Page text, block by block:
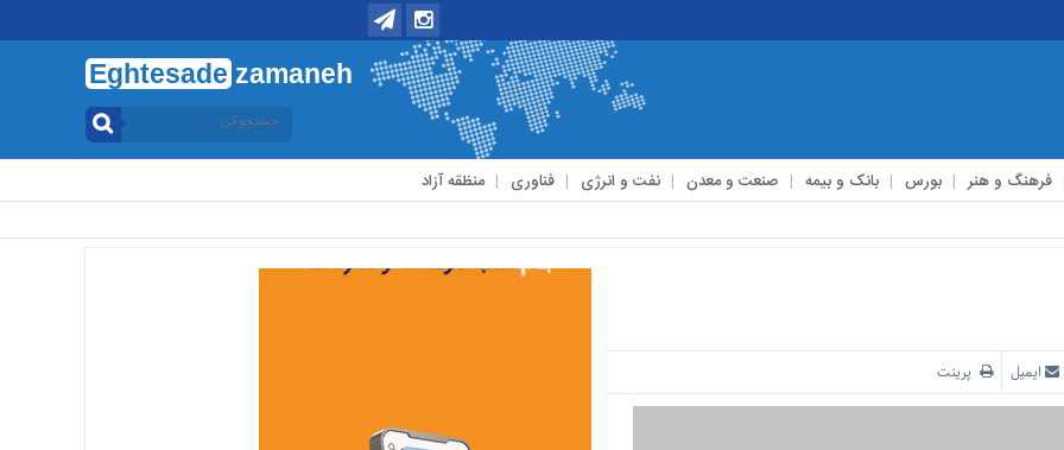
Eghtesade zamaneh
فرهنگ و هنر بورس بانک و بیمه صنعت و معدن نفت و انرژی فناوری منظقه آزاد
ایمیل پرینت